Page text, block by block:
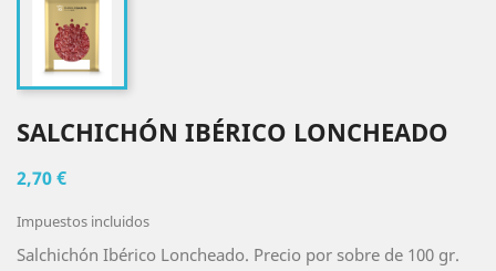
SALCHICHÓN IBÉRICO LONCHEADO
2,70 €
Impuestos incluidos
Salchichón Ibérico Loncheado. Precio por sobre de 100 gr.